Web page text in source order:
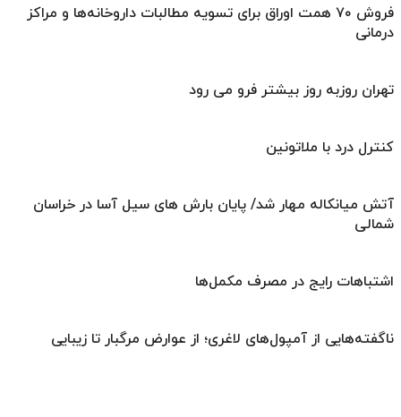
فروش ۷۰ همت اوراق برای تسویه مطالبات داروخانه‌ها و مراکز
درمانی
تهران روزبه ‌روز بیشتر فرو می‌ رود
کنترل درد با ملاتونین
آتش میانکاله مهار شد/ پایان بارش های سیل آسا در خراسان
شمالی
اشتباهات رایج در مصرف مکمل‌ها
ناگفته‌هایی از آمپول‌های لاغری؛ از عوارض مرگبار تا زیبایی